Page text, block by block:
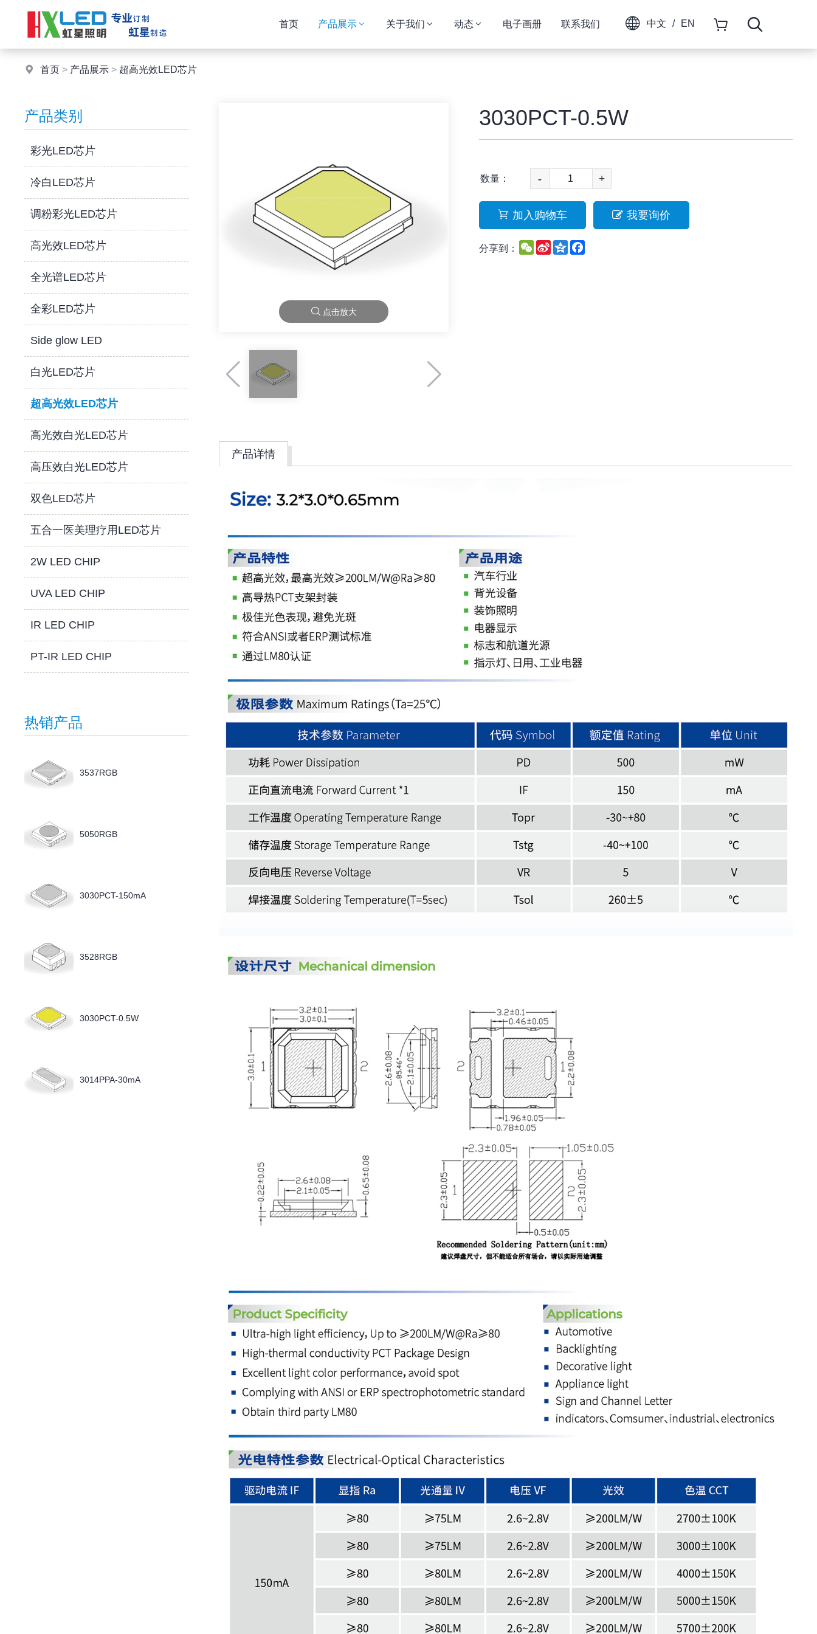
首页 产品展示 关于我们 动态 电子画册 联系我们 中文 / EN
首页 > 产品展示 > 超高光效LED芯片
产品类别
彩光LED芯片
冷白LED芯片
调粉彩光LED芯片
高光效LED芯片
全光谱LED芯片
全彩LED芯片
Side glow LED
白光LED芯片
超高光效LED芯片
高光效白光LED芯片
高压效白光LED芯片
双色LED芯片
五合一医美理疗用LED芯片
2W LED CHIP
UVA LED CHIP
IR LED CHIP
PT-IR LED CHIP
热销产品
3537RGB
5050RGB
3030PCT-150mA
3528RGB
3030PCT-0.5W
3014PPA-30mA
点击放大
3030PCT-0.5W
数量： - +
加入购物车 我要询价
分享到： WeChat
Sina
Weibo
QzoneFacebook
产品详情